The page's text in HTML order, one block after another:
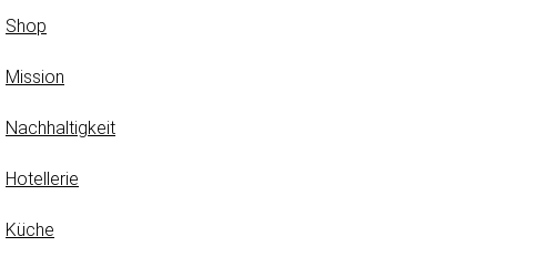
Shop
Mission
Nachhaltigkeit
Hotellerie
Küche